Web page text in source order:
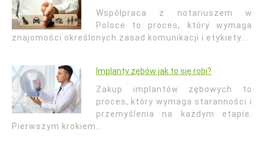
Współpraca z notariuszem w
Polsce to proces, który wymaga
znajomości określonych zasad komunikacji i etykiety.…
Implanty zębów jak to się robi?
Zakup implantów zębowych to
proces, który wymaga staranności i
przemyślenia na każdym etapie.
Pierwszym krokiem…